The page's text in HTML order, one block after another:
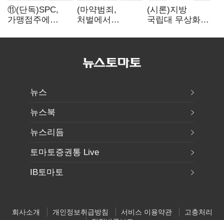
⑪(단독)SPC,
가맹점주에
해지하라"...
(마약범죄,
처벌에서
법무부,
→13곳
확대…'교정청'
(시론)지방
국립대 무상화와
뉴스
뉴스북
뉴스리듬
토마토증권통 Live
IB토마토
회사소개 개인정보취급방침 서비스 이용약관
고충처리